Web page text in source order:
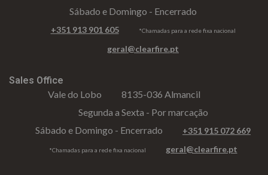
Sábado e Domingo - Encerrado
+351 913 901 605 *Chamadas para a rede fixa nacional
geral@clearfire.pt
Sales Office
Vale do Lobo
8135-036 Almancil
Segunda a Sexta - Por marcação
Sábado e Domingo - Encerrado
+351 915 072 669
*Chamadas para a rede fixa nacional geral@clearfire.pt